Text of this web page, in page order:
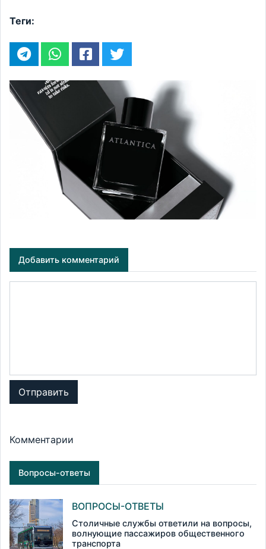
Теги:
Добавить комментарий
Отправить
Комментарии
Вопросы-ответы
ВОПРОСЫ-ОТВЕТЫ
Столичные службы ответили на вопросы,
волнующие пассажиров общественного
транспорта